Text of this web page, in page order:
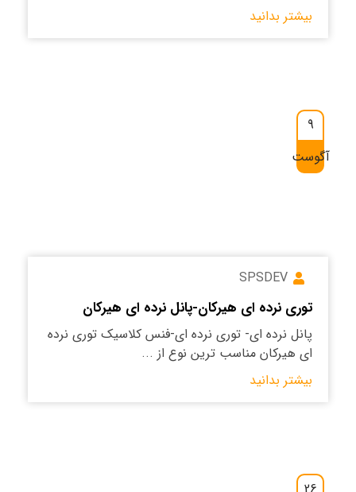
بیشتر بدانید
9
آگوست
SPSDEV
توری نرده ای هیرکان-پانل نرده ای هیرکان
پانل نرده ای- توری نرده ای-فنس کلاسیک توری نرده
ای هیرکان مناسب ترین نوع از ...
بیشتر بدانید